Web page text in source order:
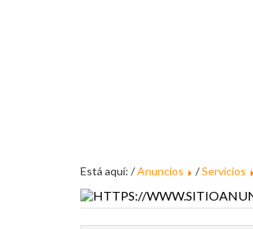
Está aquí: /Anuncios /Servicios